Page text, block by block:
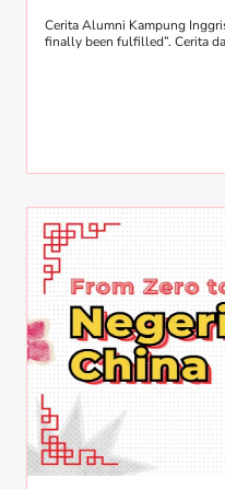
Cerita Alumni Kampung
finally been fulfilled”. Cerita